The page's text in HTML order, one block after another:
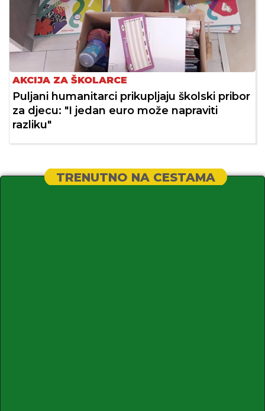
AKCIJA ZA ŠKOLARCE
Puljani humanitarci prikupljaju školski pribor
za djecu: "I jedan euro može napraviti
razliku"
TRENUTNO NA CESTAMA